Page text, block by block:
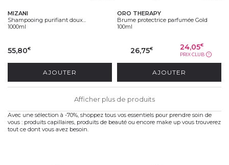
MIZANI
Shampooing purifiant doux...
1000ml
55,80€
AJOUTER
ORO THERAPY
Brume protectrice parfumée Gold
100ml
26,75€ 24,05€
PRIX CLUB ?
AJOUTER
Afficher plus de produits
Avec une sélection à -70%, shoppez tous vos essentiels pour prendre soin de
vous : produits capillaires, produits de beauté ou encore make up vous trouverez
tout ce dont vous avez besoin.